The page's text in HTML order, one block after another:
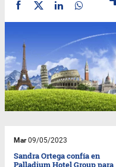
Mar09/05/2023
Sandra Ortega confía en
Palladium Hotel Group para